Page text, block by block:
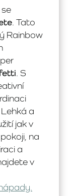
. Tato
Rainbow
. S
a
jak v
na
a
v